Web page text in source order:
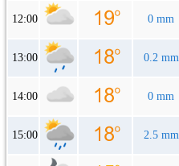
12:00 0 mm
13:00 0.2 mm
14:00 0 mm
15:00 2.5 mm